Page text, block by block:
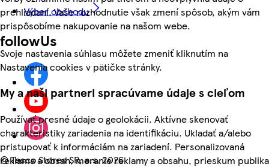
prehliadaní. Vaše rozhodnutie však zmení spôsob, akým vám
prispôsobíme nakupovanie na našom webe.
Svoje nastavenia súhlasu môžete zmeniť kliknutím na
Nastavenia cookies v pätičke stránky.
My a naši partneri spracúvame údaje s cieľom
Používať presné údaje o geolokácii. Aktívne skenovať
charakteristiky zariadenia na identifikáciu. Ukladať a/alebo
pristupovať k informáciám na zariadení. Personalizovaná
reklama a obsah, meranie reklamy a obsahu, prieskum publika
Výber obchodu
followUs
©Tesco Stores SR, a.s. 2026